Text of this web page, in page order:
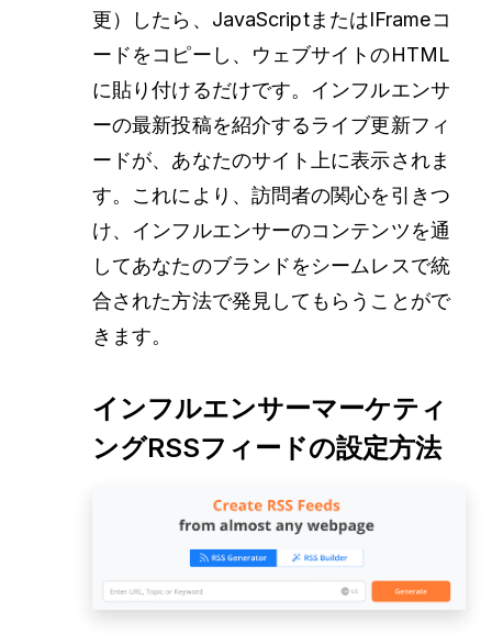
更）したら、JavaScriptまたはIFrameコ
ードをコピーし、ウェブサイトのHTML
に貼り付けるだけです。インフルエンサ
ーの最新投稿を紹介するライブ更新フィ
ードが、あなたのサイト上に表示されま
す。これにより、訪問者の関心を引きつ
け、インフルエンサーのコンテンツを通
してあなたのブランドをシームレスで統
合された方法で発見してもらうことがで
きます。
インフルエンサーマーケティ
ングRSSフィードの設定方法